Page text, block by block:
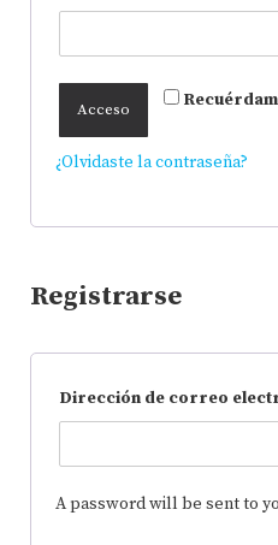
Acceso
¿Olvidaste la contraseña?
Registrarse
Dirección de correo
A password will be sent to